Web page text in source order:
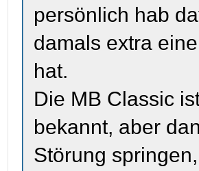
persönlich hab
damals extra
hat.
Die MB Classic
bekannt, aber
Störung